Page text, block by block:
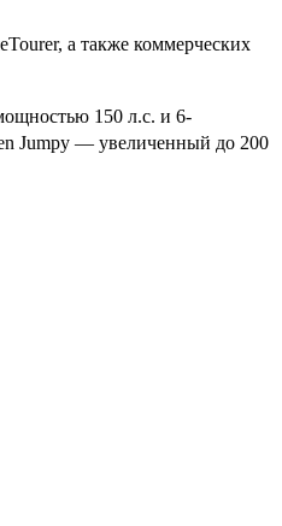
а также коммерческих
150 л.с. и 6-
Jumpy — увеличенный до 200